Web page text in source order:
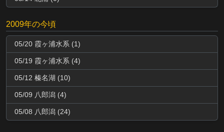
2009年の今頃
05/20 霞ヶ浦水系 (1)
05/19 霞ヶ浦水系 (4)
05/12 榛名湖 (10)
05/09 八郎潟 (4)
05/08 八郎潟 (24)